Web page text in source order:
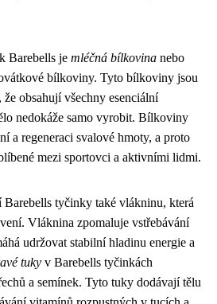
Barebells je mléčná bílkovina nebo
bílkoviny. Tyto bílkoviny jsou
obsahují všechny esenciální
nedokáže samo vyrobit. Bílkoviny
a regeneraci svalové hmoty, a proto
mezi sportovci a aktivními lidmi.
tyčinky také vlákninu, která
Vláknina zpomaluje vstřebávání
udržovat stabilní hladinu energie a
tuky v Barebells tyčinkách
a semínek. Tyto tuky dodávají tělu